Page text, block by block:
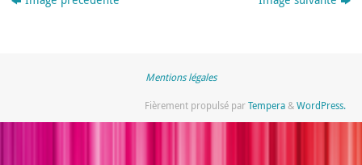
Mentions légales
Fièrement propulsé parTempera&WordPress.